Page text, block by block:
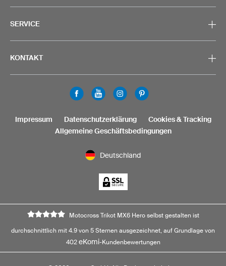
SERVICE
KONTAKT
Deutschland
Impressum Datenschutzerklärung
Cookies & Tracking
Allgemeine Geschäftsbedingungen
Motocross Trikot MX6 Hero selbst gestalten ist
durchschnittlich mit 4.9 von 5 Sternen ausgezeichnet, auf Grundlage von
402 eKomi-Kundenbewertungen